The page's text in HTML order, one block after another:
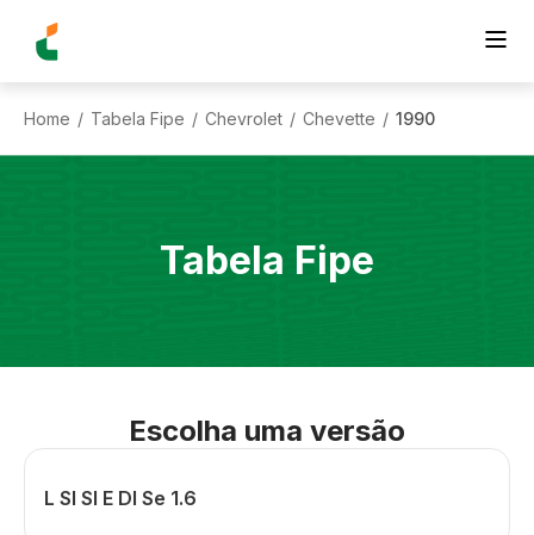
Home / Tabela Fipe / Chevrolet / Chevette / 1990
Tabela Fipe
Escolha uma versão
L Sl Sl E Dl Se 1.6